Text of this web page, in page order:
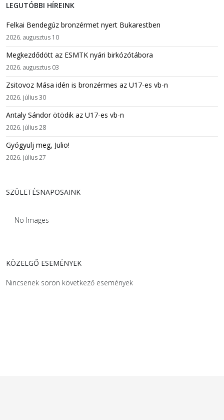
LEGUTÓBBI HÍREINK
Felkai Bendegúz bronzérmet nyert Bukarestben
2026. augusztus 10
Megkezdődött az ESMTK nyári birkózótábora
2026. augusztus 03
Zsitovoz Mása idén is bronzérmes az U17-es vb-n
2026. július 30
Antaly Sándor ötödik az U17-es vb-n
2026. július 28
Gyógyulj meg, Julio!
2026. július 27
SZÜLETÉSNAPOSAINK
No Images
KÖZELGŐ ESEMÉNYEK
Nincsenek soron következő események